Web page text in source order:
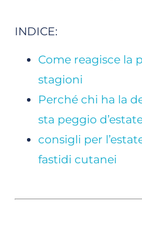
INDICE:
Come reagisce la
stagioni
Perché chi ha la
sta peggio
consigli per
fastidi cutanei